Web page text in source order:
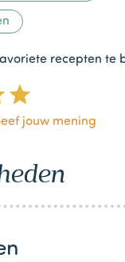
recepten te
jouw mening